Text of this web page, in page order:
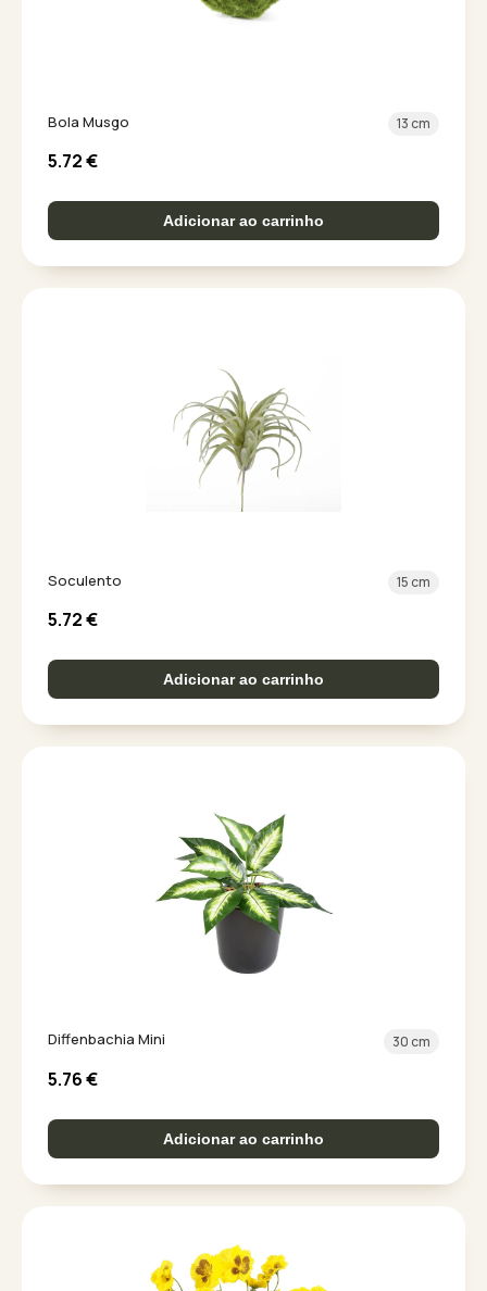
Bola Musgo 13 cm
5.72€
Adicionar ao carrinho
Soculento 15 cm
5.72€
Adicionar ao carrinho
Diffenbachia Mini 30 cm
5.76€
Adicionar ao carrinho